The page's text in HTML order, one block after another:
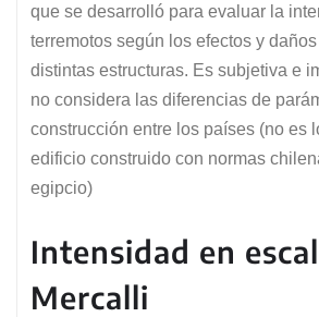
que se desarrolló para evaluar la
terremotos según los efectos y
distintas estructuras. Es subjetiva e
no considera las diferencias de
construcción entre los países (no es
edificio construido con normas
egipcio)
Intensidad en
Mercalli